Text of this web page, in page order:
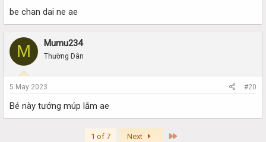
be chan dai ne ae
M Mumu234
Thường Dân
5 May 2023 #20
Bé này tướng múp lắm ae
1 of 7 Next